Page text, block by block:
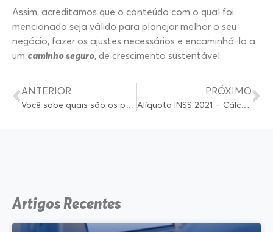
Assim, acreditamos que o conteúdo com o qual foi
mencionado seja válido para planejar melhor o seu
negócio, fazer os ajustes necessários e encaminhá-lo a
um caminho seguro, de crescimento sustentável.
ANTERIOR PRÓXIMO
Alíquota INSS 2021 – Cálculo do Valor – Tabela do INSS – Teto – Prova de Vida
Artigos Recentes